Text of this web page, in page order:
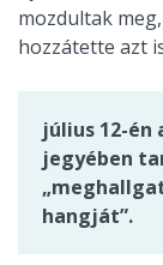
mozdultak
hozzátette azt
július 12-én
jegyében
hangját”.